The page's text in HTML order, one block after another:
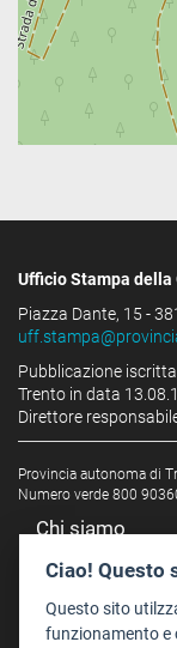
Ufficio Stampa
Piazza Dante, 15 -
Pubblicazione
Trento in data
Direttore
Provincia autonoma di
Numero verde 800
Chi siamo
Redazione
Staff
Format - Centro
Ciao! Questo
Questo sito
funzionamento e